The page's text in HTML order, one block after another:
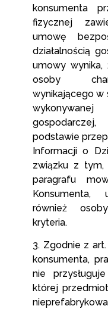
konsumenta
fizycznej
umowę
działalnością
umowy
osoby
wynikającego
podstawie
Informacji o
związku z tym,
paragrafu
również
kryteria.
3. Zgodnie z
konsumenta,
nie
której